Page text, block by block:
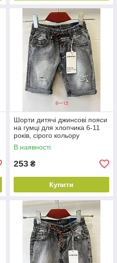
Шорти дитячі джинсові пояси
на гумці для хлопчика 6-11
років, сірого кольору
В наявності
253 ₴
Купити